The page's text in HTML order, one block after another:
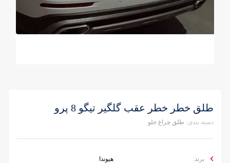
طلق خطر خطر عقب گلگیر تیگو 8 پرو
دسته بندی: طلق چراغ جلو
برند:
هیوندا